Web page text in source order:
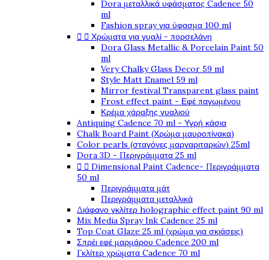
Dora μεταλλικά υφάσματος Cadence 50
ml
Fashion spray για ύφασμα 100 ml
  Χρώματα για γυαλί - πορσελάνη
Dora Glass Metallic & Porcelain Paint 50
ml
Very Chalky Glass Decor 59 ml
Style Matt Enamel 59 ml
Mirror festival Transparent glass paint
Frost effect paint - Εφέ παγωμένου
Κρέμα χάραξης γυαλιού
Antiquing Cadence 70 ml - Υγρή κάσια
Chalk Board Paint (Χρώμα μαυροπίνακα)
Color pearls (σταγόνες μαργαριταριών) 25ml
Dora 3D - Περιγράμματα 25 ml
  Dimensional Paint Cadence- Περιγράμματα
50 ml
Περιγράμματα μάτ
Περιγράμματα μεταλλικά
Διάφανο γκλίτερ holographic effect paint 90 ml
Mix Media Spray Ink Cadence 25 ml
Top Coat Glaze 25 ml (χρώμα για σκιάσεις)
Σπρέι εφέ μαρμάρου Cadence 200 ml
Γκλίτερ χρώματα Cadence 70 ml